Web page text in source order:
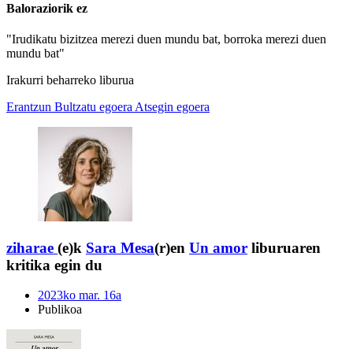
Baloraziorik ez
"Irudikatu bizitzea merezi duen mundu bat, borroka merezi duen
mundu bat"
Irakurri beharreko liburua
Erantzun Bultzatu egoera Atsegin egoera
ziharae (e)k Sara Mesa(r)en Un amor liburuaren
kritika egin du
2023ko mar. 16a
Publikoa